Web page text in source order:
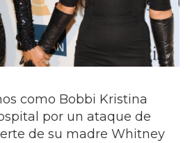
como Bobbi Kristina
por un ataque de
de su madre Whitney